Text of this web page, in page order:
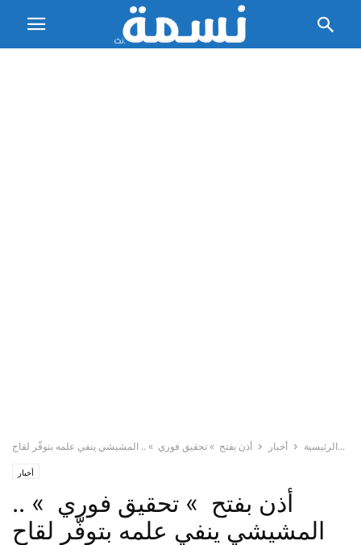
الرئيسية أخبار أذن بفتح » تحقيق فوري » .. المشيشي ينفي علمه بتوفّر لقاح...
أخبار
أذن بفتح » تحقيق فوري » ..
المشيشي ينفي علمه بتوفّر لقاح